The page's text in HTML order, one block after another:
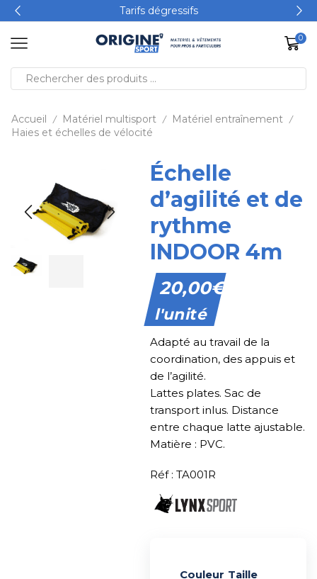
Tarifs dégressifs
0
Accueil / Matériel multisport / Matériel entraînement /
Haies et échelles de vélocité
Échelle
d’agilité et de
rythme
INDOOR 4m
20,00€
l'unité
Adapté au travail de la
coordination, des appuis et
de l’agilité.
Lattes plates. Sac de
transport inlus. Distance
entre chaque latte ajustable.
Matière : PVC.
Réf : TA001R
Couleur Taille
Alternative: